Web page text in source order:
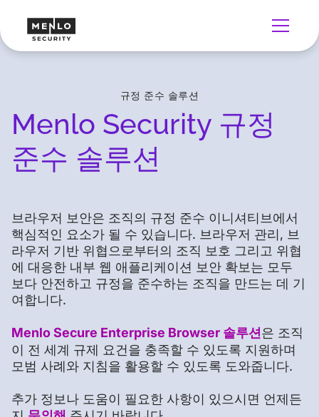
규정 준수 솔루션
Menlo Security 규정
준수 솔루션
브라우저 보안은 조직의 규정 준수 이니셔티브에서
핵심적인 요소가 될 수 있습니다. 브라우저 관리, 브
라우저 기반 위협으로부터의 조직 보호 그리고 위협
에 대응한 내부 웹 애플리케이션 보안 확보는 모두
보다 안전하고 규정을 준수하는 조직을 만드는 데 기
여합니다.
Menlo Secure Enterprise Browser 솔루션 은 조직
이 전 세계 규제 요건을 충족할 수 있도록 지원하며
모범 사례와 지침을 활용할 수 있도록 도와줍니다.
추가 정보나 도움이 필요한 사항이 있으시면 언제든